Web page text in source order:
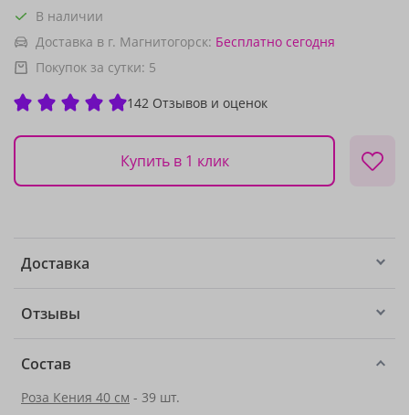
В наличии
Доставка в г. Магнитогорск: Бесплатно сегодня
Покупок за сутки: 5
142 Отзывов и оценок
Купить в 1 клик
Доставка
Отзывы
Состав
Роза Кения 40 см - 39 шт.